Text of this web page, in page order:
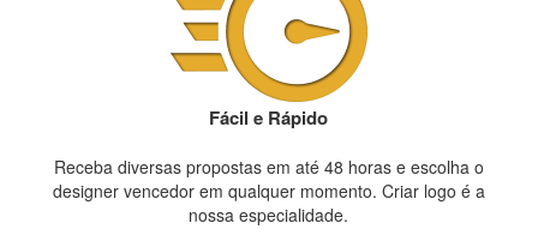
Fácil e Rápido
Receba diversas propostas em até 48 horas e escolha o
designer vencedor em qualquer momento. Criar logo é a
nossa especialidade.